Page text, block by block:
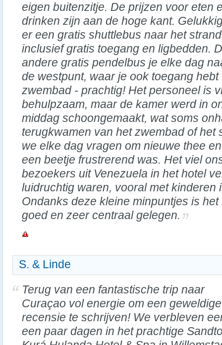
eigen buitenzitje. De prijzen voor eten
drinken zijn aan de hoge kant.
er een gratis shuttlebus naar het
inclusief gratis toegang en ligbedden.
andere gratis pendelbus je elke dag
de westpunt, waar je ook toegang
zwembad - prachtig! Het personeel is
behulpzaam, maar de kamer werd in
middag schoongemaakt, wat soms
terugkwamen van het zwembad of het
we elke dag vragen om nieuwe thee
een beetje frustrerend was. Het viel
bezoekers uit Venezuela in het hotel
luidruchtig waren, vooral met kinderen
Ondanks deze kleine minpuntjes is
goed en zeer centraal gelegen.
S. & Linde
Terug van een fantastische trip naar
Curaçao vol energie om een geweldige
recensie te schrijven! We verbleven
een paar dagen in het prachtige